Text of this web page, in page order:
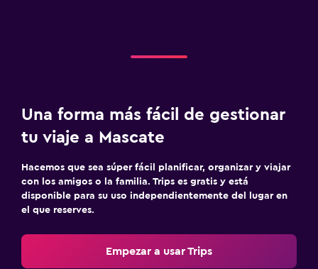
Una forma más fácil de gestionar
tu viaje a Mascate
Hacemos que sea súper fácil planificar, organizar y viajar
con los amigos o la familia. Trips es gratis y está
disponible para su uso independientemente del lugar en
el que reserves.
Empezar a usar Trips